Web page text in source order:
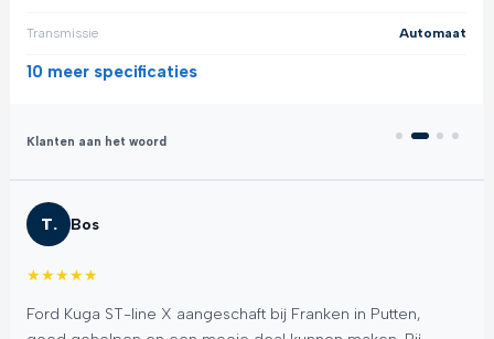
Transmissie Automaat
10 meer specificaties
Klanten aan het woord
T. Bos
★★★★★
Ford Kuga ST-line X aangeschaft bij Franken in Putten,